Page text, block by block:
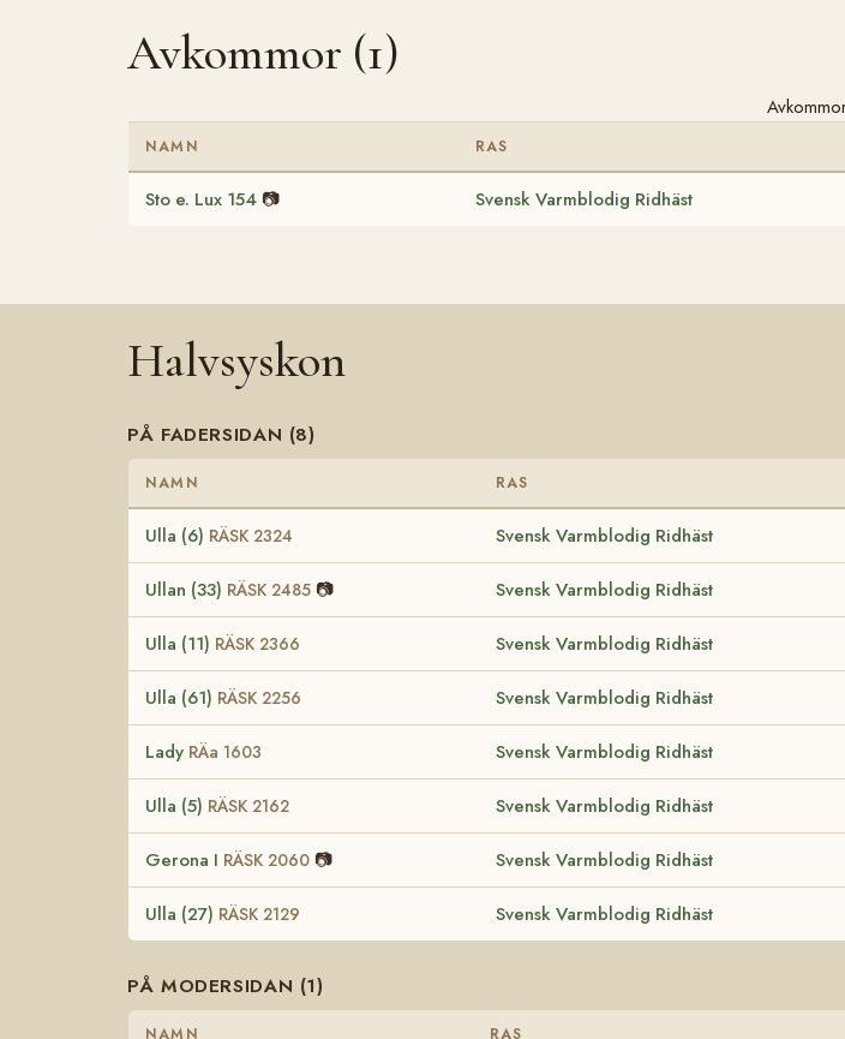
Avkommor (1)
NAMN RAS
Sto e. Lux 154 📷 Svensk Varmblodig Ridhäst
Halvsyskon
PÅ FADERSIDAN (8)
NAMN RAS
Ulla (6) RÄSK 2324 Svensk Varmblodig Ridhäst
Ullan (33) RÄSK 2485 📷 Svensk Varmblodig Ridhäst
Ulla (11) RÄSK 2366 Svensk Varmblodig Ridhäst
Ulla (61) RÄSK 2256 Svensk Varmblodig Ridhäst
Lady RÄa 1603 Svensk Varmblodig Ridhäst
Ulla (5) RÄSK 2162 Svensk Varmblodig Ridhäst
Gerona I RÄSK 2060 📷 Svensk Varmblodig Ridhäst
Ulla (27) RÄSK 2129 Svensk Varmblodig Ridhäst
PÅ MODERSIDAN (1)
NAMN RAS